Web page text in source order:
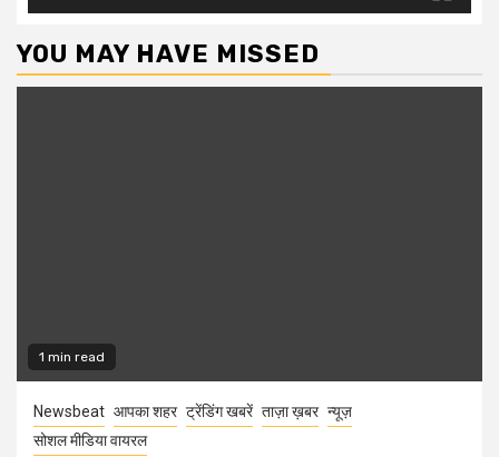
YOU MAY HAVE MISSED
1 min read
Newsbeat आपका शहर ट्रेंडिंग खबरें ताज़ा ख़बर न्यूज़
सोशल मीडिया वायरल